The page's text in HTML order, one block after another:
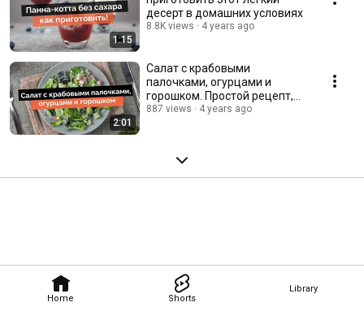
Home Shorts
Library
1:15
десерт в домашних условиях
8.8K views 4 years ago
2:01
Салат с крабовыми
палочками, огурцами и
горошком. Простой рецепт,
который точно стоит
887 views 4 years ago